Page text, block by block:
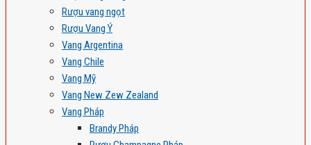
Rượu vang ngọt
Rượu Vang Ý
Vang Argentina
Vang Chile
Vang Mỹ
Vang New Zew Zealand
Vang Pháp
Brandy Pháp